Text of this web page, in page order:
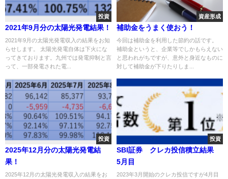
投資
2021年9月分の太陽光発電結果！
2021年9月の太陽光発電収入の結果をお知
らせします。 太陽光発電自体は下火にな
ってきております。九州では発電抑制と言
って、一部発電された電...
資産形成
補助金をうまく使おう！
今回は補助金を利用した節約の話です。
補助金というと、企業等でしかもらえない
と思われがちですが、意外と身近なものに
対して補助金が下りたりしま...
投資
2025年12月分の太陽光発電結
果！
2025年12月の太陽光発電収入の結果をお
投資
SBI証券 クレカ投信積立結果
5月目
2023年3月開始のクレカ投信ですが4月目